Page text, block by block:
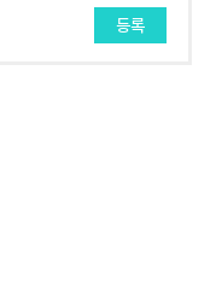
등록